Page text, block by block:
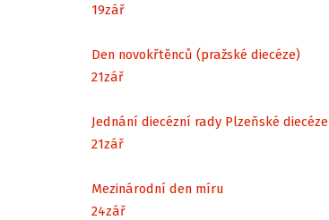
19zář
Den novokřtěnců (pražské diecéze)
21zář
Jednání diecézní rady Plzeňské diecéze
21zář
Mezinárodní den míru
24zář